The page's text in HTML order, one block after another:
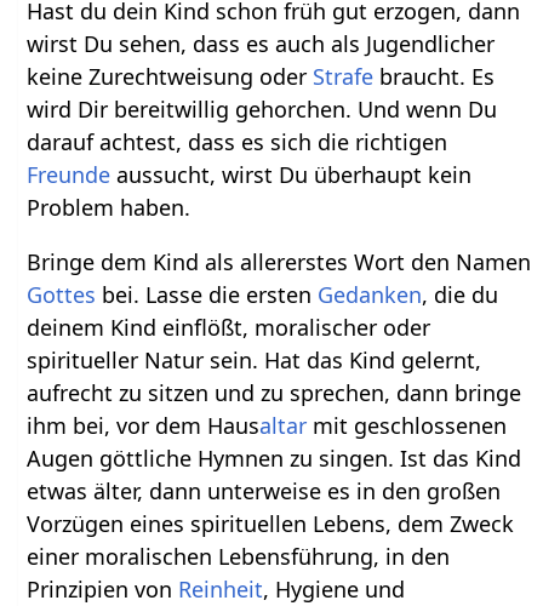
Hast du dein Kind schon früh gut erzogen, dann
wirst Du sehen, dass es auch als Jugendlicher
keine Zurechtweisung oder Strafe braucht. Es
wird Dir bereitwillig gehorchen. Und wenn Du
darauf achtest, dass es sich die richtigen
Freunde aussucht, wirst Du überhaupt kein
Problem haben.
Bringe dem Kind als allererstes Wort den Namen
Gottes bei. Lasse die ersten Gedanken, die du
deinem Kind einflößt, moralischer oder
spiritueller Natur sein. Hat das Kind gelernt,
aufrecht zu sitzen und zu sprechen, dann bringe
ihm bei, vor dem Hausaltar mit geschlossenen
Augen göttliche Hymnen zu singen. Ist das Kind
etwas älter, dann unterweise es in den großen
Vorzügen eines spirituellen Lebens, dem Zweck
einer moralischen Lebensführung, in den
Prinzipien von Reinheit, Hygiene und